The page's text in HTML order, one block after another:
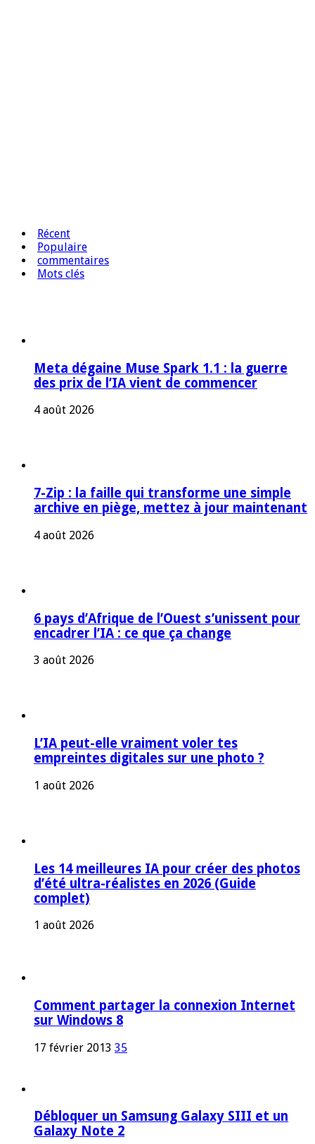
Récent
Populaire
commentaires
Mots clés
Meta dégaine Muse Spark 1.1 : la guerre
des prix de l’IA vient de commencer
4 août 2026
7-Zip : la faille qui transforme une simple
archive en piège, mettez à jour maintenant
4 août 2026
6 pays d’Afrique de l’Ouest s’unissent pour
encadrer l’IA : ce que ça change
3 août 2026
L’IA peut-elle vraiment voler tes
empreintes digitales sur une photo ?
1 août 2026
Les 14 meilleures IA pour créer des photos
d’été ultra-réalistes en 2026 (Guide
complet)
1 août 2026
Comment partager la connexion Internet
sur Windows 8
17 février 2013 35
Débloquer un Samsung Galaxy SIII et un
Galaxy Note 2